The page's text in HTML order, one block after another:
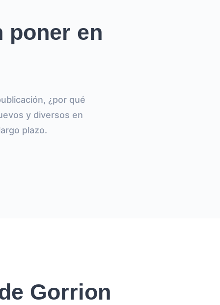
poner en
¿por qué
y diversos en
plazo.
Gorrion